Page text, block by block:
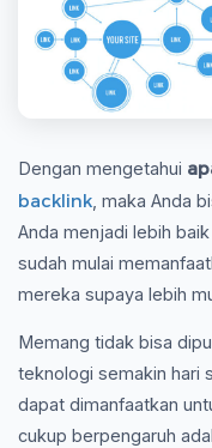
Dengan mengetahui
backlink , maka Anda
Anda menjadi lebih
sudah mulai
mereka supaya lebih
Memang tidak bisa
teknologi semakin hari
dapat dimanfaatkan
cukup berpengaruh